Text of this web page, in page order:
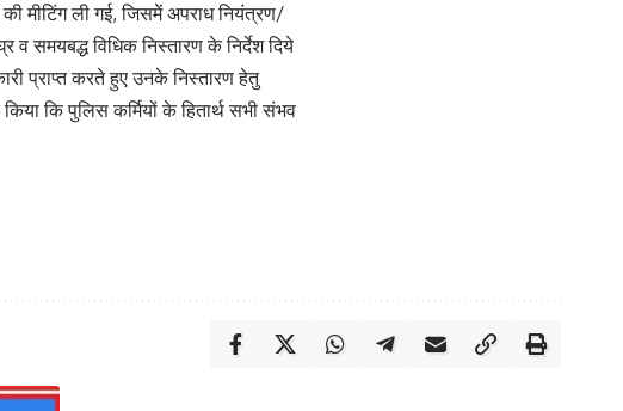
की मीटिंग ली गई, जिसमें अपराध नियंत्रण/
व समयबद्ध विधिक निस्तारण के निर्देश दिये
प्राप्त करते हुए उनके निस्तारण हेतु
कि पुलिस कर्मियों के हितार्थ सभी संभव